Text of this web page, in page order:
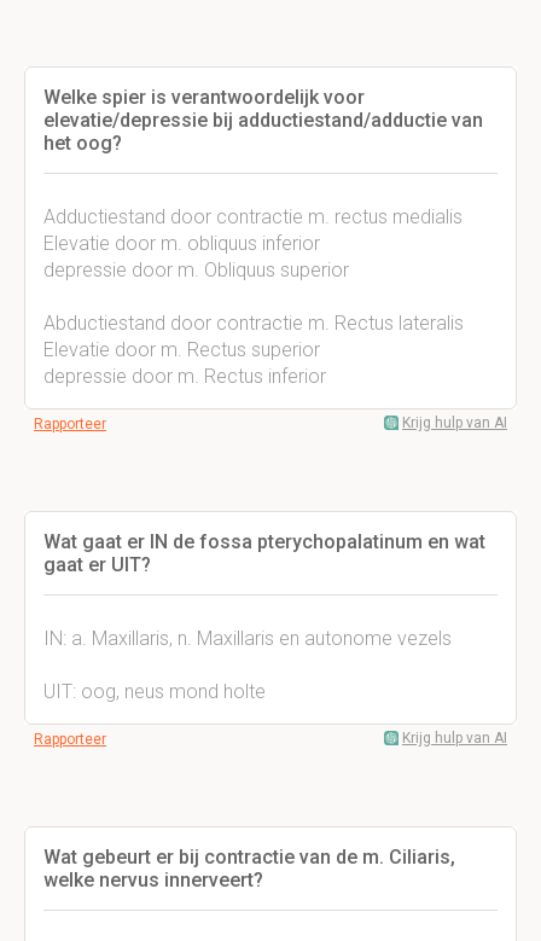
Welke spier is verantwoordelijk voor
elevatie/depressie bij adductiestand/adductie van
het oog?
Adductiestand door contractie m. rectus medialis
Elevatie door m. obliquus inferior
depressie door m. Obliquus superior
Abductiestand door contractie m. Rectus lateralis
Elevatie door m. Rectus superior
depressie door m. Rectus inferior
Rapporteer Krijg hulp van AI
Wat gaat er IN de fossa pterychopalatinum en wat
gaat er UIT?
IN: a. Maxillaris, n. Maxillaris en autonome vezels
UIT: oog, neus mond holte
Rapporteer Krijg hulp van AI
Wat gebeurt er bij contractie van de m. Ciliaris,
welke nervus innerveert?